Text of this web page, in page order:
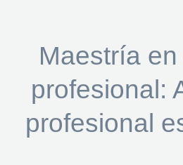
Maestría en
profesional:
profesional